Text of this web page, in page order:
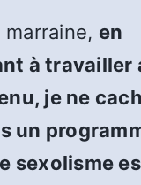
marraine, en
à travailler
je ne
un
sexolisme